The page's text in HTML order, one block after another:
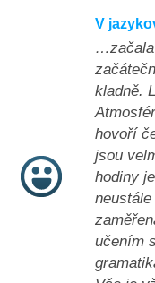
V
…začala
kladně.
hovoří
jsou
hodiny
učením